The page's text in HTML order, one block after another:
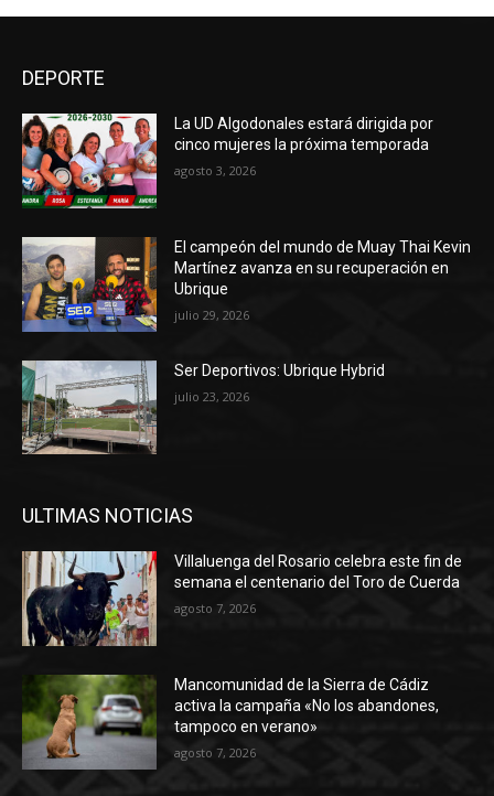
DEPORTE
La UD Algodonales estará dirigida por
cinco mujeres la próxima temporada
agosto 3, 2026
El campeón del mundo de Muay Thai Kevin
Martínez avanza en su recuperación en
Ubrique
julio 29, 2026
Ser Deportivos: Ubrique Hybrid
julio 23, 2026
ULTIMAS NOTICIAS
Villaluenga del Rosario celebra este fin de
semana el centenario del Toro de Cuerda
agosto 7, 2026
Mancomunidad de la Sierra de Cádiz
activa la campaña «No los abandones,
tampoco en verano»
agosto 7, 2026